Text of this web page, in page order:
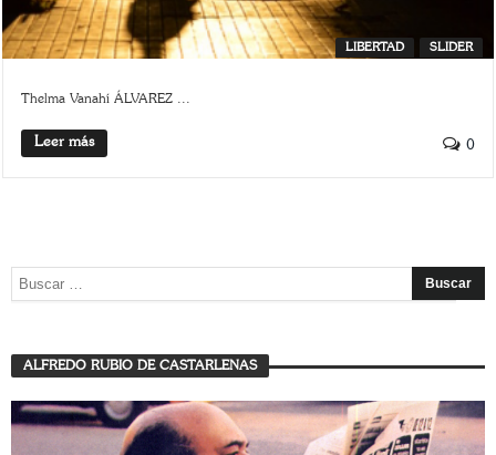
LIBERTAD SLIDER
Thelma Vanahí ÁLVAREZ ...
Leer más 0
ALFREDO RUBIO DE CASTARLENAS